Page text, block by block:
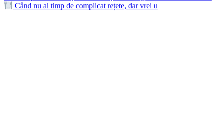
Când nu ai timp de complicat rețete, dar vrei u